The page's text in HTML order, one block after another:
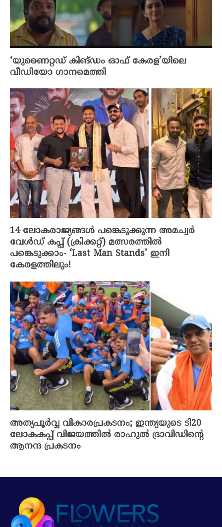
‘യുണൈറ്റഡ് കിങ്ഡം ഓഫ് കേരള’യിലെ
വീഡിയോ ഗാനമെത്തി
14 ലോകരാജ്യങ്ങൾ പങ്കെടുക്കുന്ന അമച്വർ
വേൾഡ് കപ്പ്‌ (ക്രിക്കറ്റ്‌) മത്സരത്തിൽ
പങ്കെടുക്കാം- ‘Last Man Stands’ ഇനി
കേരളത്തിലും!
അത്യപൂർവ്വ വികാരപ്രകടനം; ഇന്ത്യയുടെ ടി20
ലോകകപ്പ് വിജയത്തിൽ രാഹുൽ ദ്രാവിഡിന്റെ
ആനന്ദ പ്രകടനം